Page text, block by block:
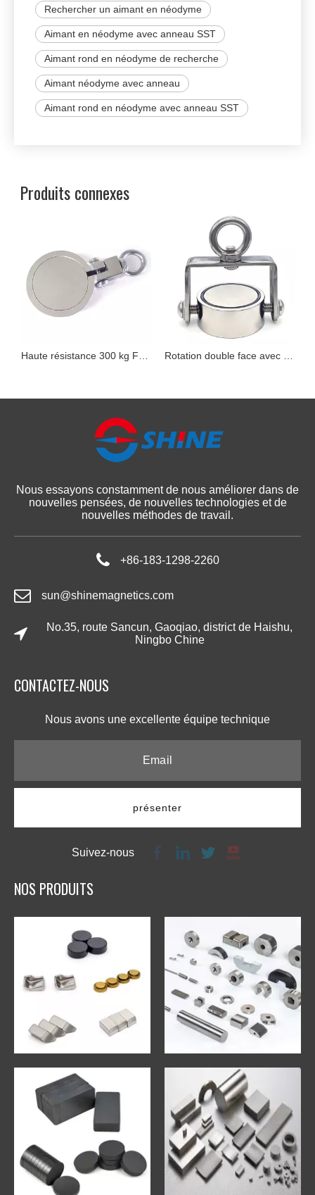
Rechercher un aimant en néodyme
Aimant en néodyme avec anneau SST
Aimant rond en néodyme de recherche
Aimant néodyme avec anneau
Aimant rond en néodyme avec anneau SST
Produits connexes
Nous essayons constamment de nous améliorer dans de
nouvelles pensées, de nouvelles technologies et de
nouvelles méthodes de travail.
+86-183-1298-2260
sun@shinemagnetics.com
No.35, route Sancun, Gaoqiao, district de Haishu,
Ningbo Chine
CONTACTEZ-NOUS​​​​​​​
Nous avons une excellente équipe technique​​​​​​​
présenter
Suivez-nous
NOS PRODUITS